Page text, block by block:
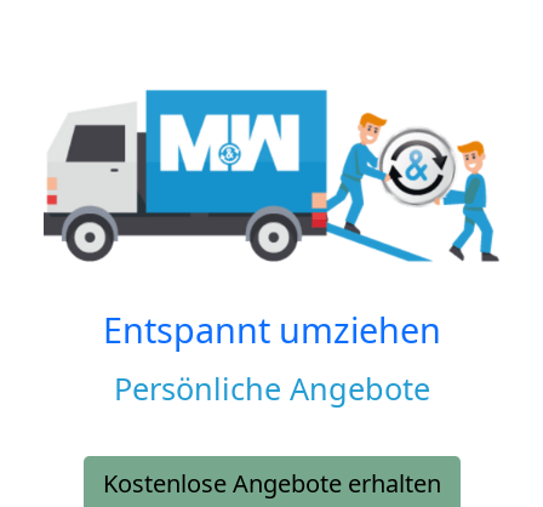
Entspannt umziehen
Persönliche Angebote
Kostenlose Angebote erhalten